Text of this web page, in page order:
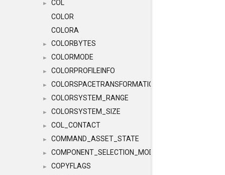
►
COL
COLOR
COLORA
► COLORBYTES
► COLORMODE
► COLORPROFILEINFO
► COLORSPACETRANSFORMATION
► COLORSYSTEM_RANGE
► COLORSYSTEM_SIZE
► COL_CONTACT
► COMMAND_ASSET_STATE
► COMPONENT_SELECTION_MODES
► COPYFLAGS